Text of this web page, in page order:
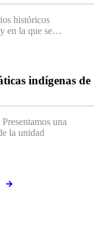
históricos
en la que se…
indígenas de
una
la unidad